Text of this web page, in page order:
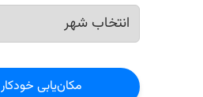
مکان‌یابی خودکار